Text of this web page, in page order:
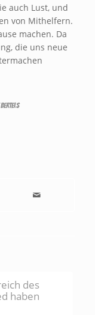
auch Lust, und
von Mithelfern.
machen. Da
die uns neue
des
haben